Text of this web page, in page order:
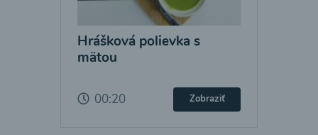
Hrášková polievka s
mätou
00:20 Zobraziť